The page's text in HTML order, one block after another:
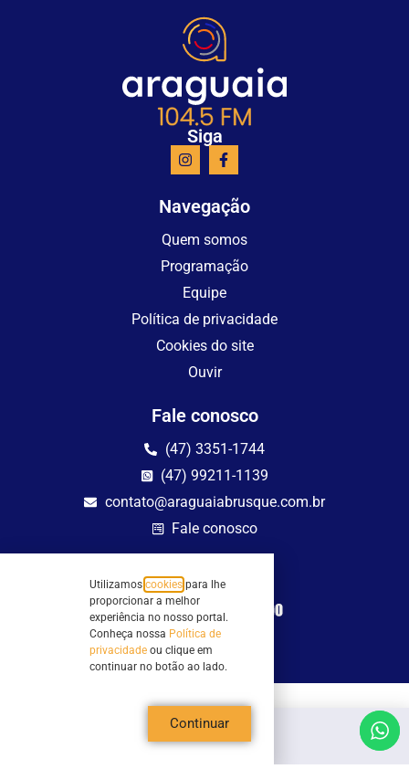
Siga
Navegação
Quem somos
Programação
Equipe
Política de privacidade
Cookies do site
Ouvir
Fale conosco
(47) 3351-1744
(47) 99211-1139
contato@araguaiabrusque.com.br
Fale conosco
Site seguro
Todos os direitos reservados - Sociedade Rádio Araguaia de Brusque Ltda -
CNPJ 82.983.230/0001-82
Mathilde Hoffmann, 66 - Centro II, Brusque, SC - 88353-120 - Centro Comercial
Utilizamos cookies para lhe
proporcionar a melhor
experiência no nosso portal.
Conheça nossa Política de
privacidade ou clique em
continuar no botão ao lado.
Continuar